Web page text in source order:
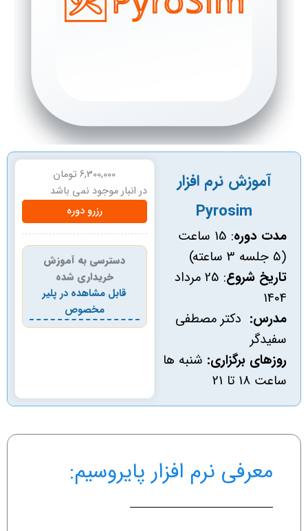
آموزش نرم افزار
Pyrosim
مدت دوره
: 15 ساعت
(5 جلسه 3 ساعته)
تاریخ شروع
: 25 مرداد
1404
مدرس: دکتر مصطفی
سفیدگر
روزهای برگزاری: شنبه ها
ساعت 18 تا 21
6,300,000 تومان
در انبار موجود نمی باشد
رزرو دوره
دسترسی به آموزش
خریداری شده
قابل مشاهده در پلیر
مخصوص
معرفی نرم افزار پایروسیم: